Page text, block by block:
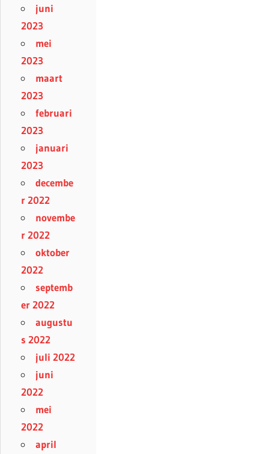
juni
2023
mei
2023
maart
2023
februari
2023
januari
2023
decembe
r 2022
novembe
r 2022
oktober
2022
septemb
er 2022
augustu
s 2022
juli 2022
juni
2022
mei
2022
april